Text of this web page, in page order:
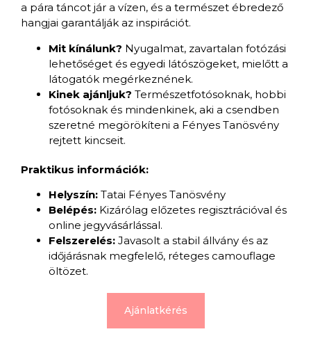
a pára táncot jár a vízen, és a természet ébredező
hangjai garantálják az inspirációt.
Mit kínálunk? Nyugalmat, zavartalan fotózási
lehetőséget és egyedi látószögeket, mielőtt a
látogatók megérkeznének.
Kinek ajánljuk? Természetfotósoknak, hobbi
fotósoknak és mindenkinek, aki a csendben
szeretné megörökíteni a Fényes Tanösvény
rejtett kincseit.
Praktikus információk:
Helyszín: Tatai Fényes Tanösvény
Belépés: Kizárólag előzetes regisztrációval és
online jegyvásárlással.
Felszerelés: Javasolt a stabil állvány és az
időjárásnak megfelelő, réteges camouflage
öltözet.
Ajánlatkérés